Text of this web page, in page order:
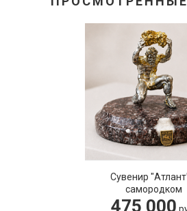
Сувенир
самородком
475 000